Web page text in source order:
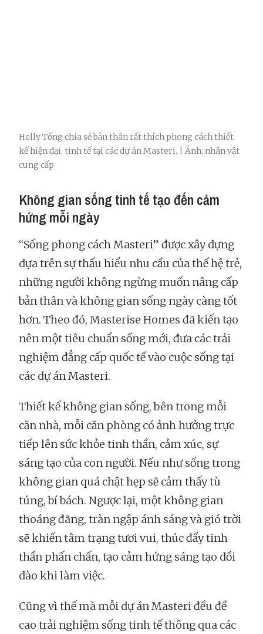
Helly Tống chia sẻ bản thân rất thích phong cách thiết
kế hiện đại, tinh tế tại các dự án Masteri. | Ảnh: nhân vật
cung cấp
Không gian sống tinh tế tạo đến cảm
hứng mỗi ngày
“Sống phong cách Masteri” được xây dựng
dựa trên sự thấu hiểu nhu cầu của thế hệ trẻ,
những người không ngừng muốn nâng cấp
bản thân và không gian sống ngày càng tốt
hơn. Theo đó, Masterise Homes đã kiến tạo
nên một tiêu chuẩn sống mới, đưa các trải
nghiệm đẳng cấp quốc tế vào cuộc sống tại
các dự án Masteri.
Thiết kế không gian sống, bên trong mỗi
căn nhà, mỗi căn phòng có ảnh hưởng trực
tiếp lên sức khỏe tinh thần, cảm xúc, sự
sáng tạo của con người. Nếu như sống trong
không gian quá chật hẹp sẽ cảm thấy tù
túng, bí bách. Ngược lại, một không gian
thoáng đãng, tràn ngập ánh sáng và gió trời
sẽ khiến tâm trạng tươi vui, thúc đẩy tinh
thần phấn chấn, tạo cảm hứng sáng tạo dồi
dào khi làm việc.
Cũng vì thế mà mỗi dự án Masteri đều đề
cao trải nghiệm sống tinh tế thông qua các